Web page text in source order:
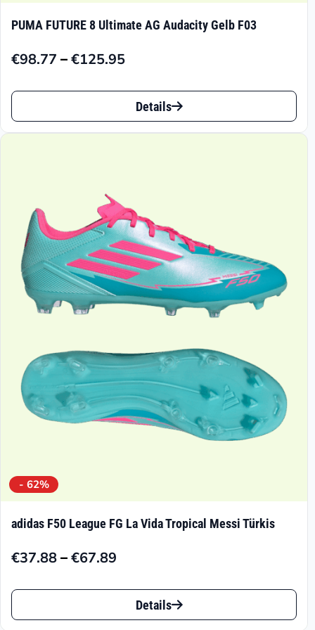
PUMA FUTURE 8 Ultimate AG Audacity Gelb F03
€98.77 –€125.95
Preisspanne:
€98.77
€125.95
Dieses
Produkt
auf.
Die
Optionen
können
Produktseite
gewählt
werden
Details
- 62%
adidas F50 League FG La Vida Tropical Messi Türkis
€37.88–€67.89
Preisspanne:
€37.88
€67.89
Dieses
Produkt
Details